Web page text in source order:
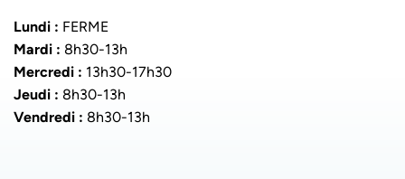
Lundi : FERME
Mardi : 8h30-13h
Mercredi : 13h30-17h30
Jeudi : 8h30-13h
Vendredi : 8h30-13h